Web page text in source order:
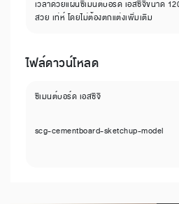
เวลาด้วยแผ่นซีเมนต์บอร์ด เอสซีจีขนาด
สวย เท่ห์ โดยไม่ต้องตกแต่งเพิ่มเติม
ไฟล์ดาวน์โหลด
ซีเมนต์บอร์ด เอสซีจี
scg-cementboard-sketchup-model